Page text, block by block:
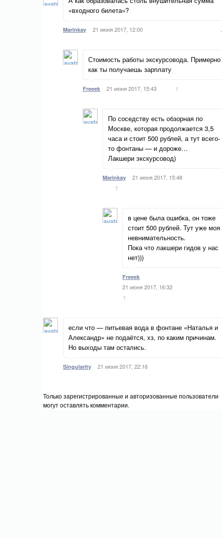
«входного билета»?
Marinkay 21 июня 2017, 12:00
Стоимость работы экскурсовода. Примерно
как ты получаешь зарплату
Freeek 21 июня 2017, 15:43 ↑
По соседству есть обзорная по
Москве, которая продолжается 3,5
часа и стоит 500 рублей, а тут всего-
то фонтаны — и дороже…
Лакшери экскурсовод)
Marinkay
21 июня 2017, 15:48
↑
в цене была ошибка, он тоже
стоит 500 рублей. Тут уже моя
невнимательность.
Пока что лакшери гидов у нас
нет)))
Freeek
21 июня 2017, 16:32
↑
если что — питьевая вода в фонтане «Наталья и
Александр» не подаётся, хз, по каким причинам.
Но выходы там остались.
Singularity 21 июня 2017, 22:16
Только зарегистрированные и авторизованные пользователи
могут оставлять комментарии.